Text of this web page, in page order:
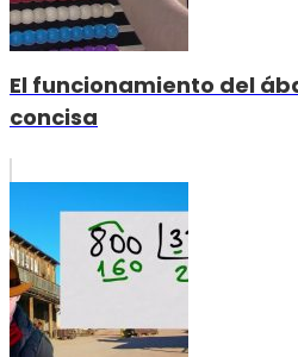
El funcionamiento del
concisa